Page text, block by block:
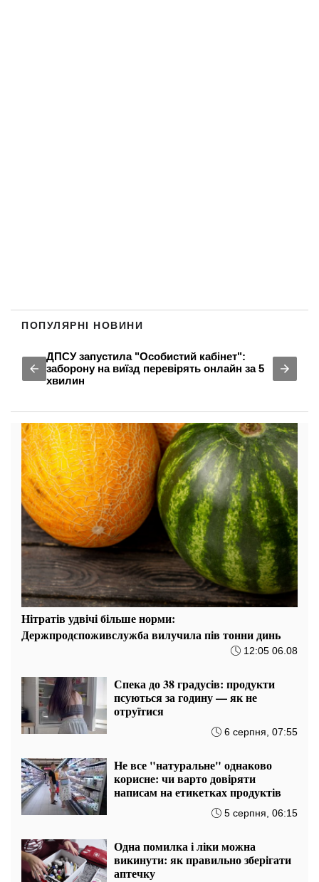
ПОПУЛЯРНІ НОВИНИ
ДПСУ запустила "Особистий кабінет":
заборону на виїзд перевірять онлайн за 5
хвилин
Нітратів удвічі більше норми:
Держпродспоживслужба вилучила пів тонни динь
12:05 06.08
Спека до 38 градусів: продукти
псуються за годину — як не
отруїтися
6 серпня, 07:55
Не все "натуральне" однаково
корисне: чи варто довіряти
написам на етикетках продуктів
5 серпня, 06:15
Одна помилка і ліки можна
викинути: як правильно зберігати
аптечку